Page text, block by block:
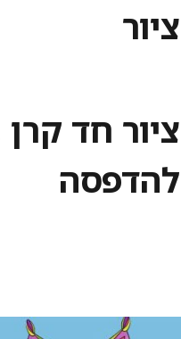
ציור
ציור חד קרן
להדפסה